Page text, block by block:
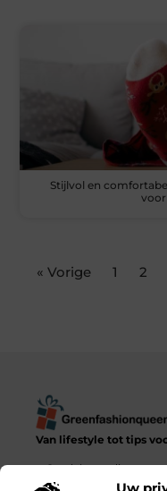
Uw
Stijlvol en
voor
« Vorige 1 2
Van lifestyle tot tips
Ontdek een diverse
dagelijks leven in al